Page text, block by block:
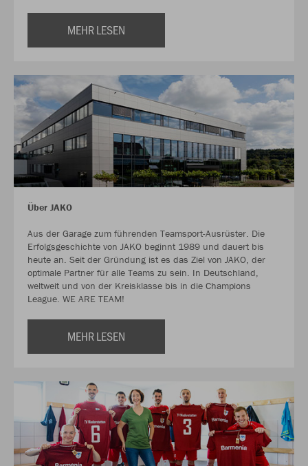
MEHR LESEN
Über JAKO
Aus der Garage zum führenden Teamsport-Ausrüster. Die
Erfolgsgeschichte von JAKO beginnt 1989 und dauert bis
heute an. Seit der Gründung ist es das Ziel von JAKO, der
optimale Partner für alle Teams zu sein. In Deutschland,
weltweit und von der Kreisklasse bis in die Champions
League. WE ARE TEAM!
MEHR LESEN